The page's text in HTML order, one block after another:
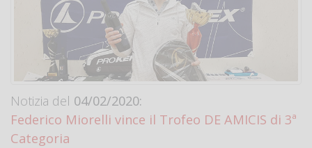
Notizia del 04/02/2020:
Federico Miorelli vince il Trofeo DE AMICIS di 3ª
Categoria